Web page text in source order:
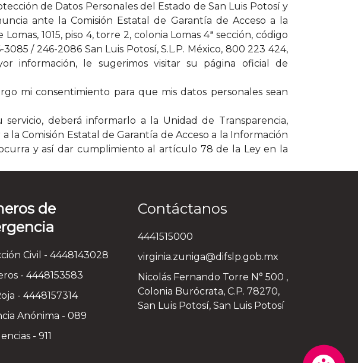
de Datos Personales del Estado de San Luis Potosí y
ante la Comisión Estatal de Garantía de Acceso a la
1015, piso 4, torre 2, colonia Lomas 4ª sección, código
/ 246-2086 San Luis Potosí, S.L.P. México, 800 223 424,
información, le sugerimos visitar su página oficial de
mi consentimiento para que mis datos personales sean
deberá informarlo a la Unidad de Transparencia,
Comisión Estatal de Garantía de Acceso a la Información
y así dar cumplimiento al artículo 78 de la Ley en la
de
Civil - 4448143028
- 4448153583
- 4448157314
Anónima - 089
- 911
Contáctanos
4441515000
virginia.zuniga@difslp.gob.mx
Nicolás Fernando Torre N° 500 ,
Colonia Burócrata, C.P. 78270,
San Luis Potosí, San Luis Potosí